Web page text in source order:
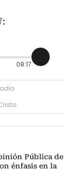
08:17
Pública de
énfasis en la